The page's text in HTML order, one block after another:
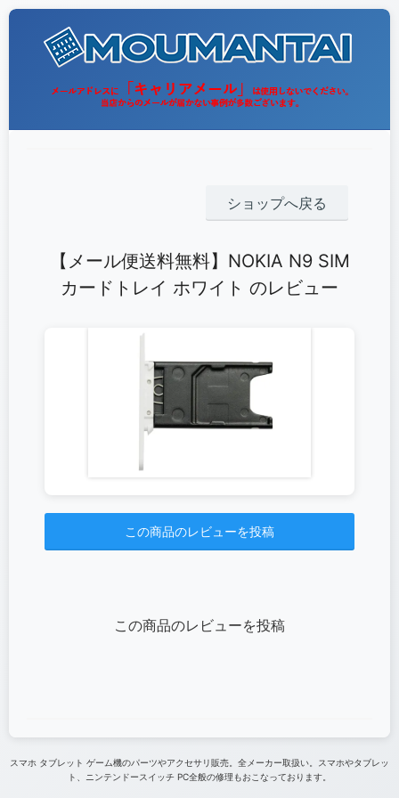
ショップへ戻る
【メール便送料無料】NOKIA N9 SIM
カードトレイ ホワイト のレビュー
この商品のレビューを投稿
この商品のレビューを投稿
スマホ タブレット ゲーム機のパーツやアクセサリ販売。全メーカー取扱い。スマホやタブレッ
ト、ニンテンドースイッチ PC全般の修理もおこなっております。